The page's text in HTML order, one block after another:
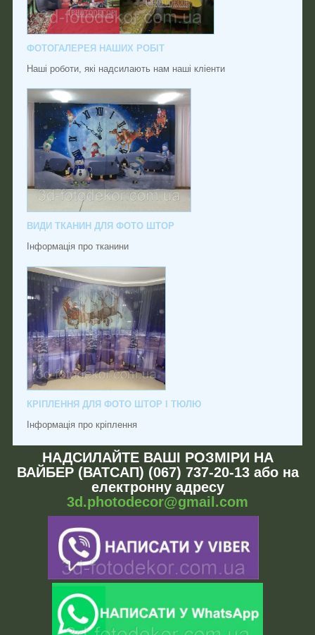
ФОТОГАЛЕРЕЯ НАШИХ РОБІТ
Наші роботи, які надсилають нам наші кліенти
ВИДИ ТКАНИН ДЛЯ ФОТО ШТОР
Інформація про тканини
КРІПЛЕННЯ ДЛЯ ФОТО ШТОР І ТЮЛЮ
Інформація про кріплення
НАДСИЛАЙТЕ ВАШІ РОЗМІРИ НА
ВАЙБЕР (ВАТСАП) (067) 737-20-13 або на
електронну адресу
3d.photodecor@gmail.com